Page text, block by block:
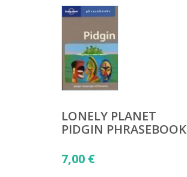
LONELY PLANET
PIDGIN PHRASEBOOK
7,00 €